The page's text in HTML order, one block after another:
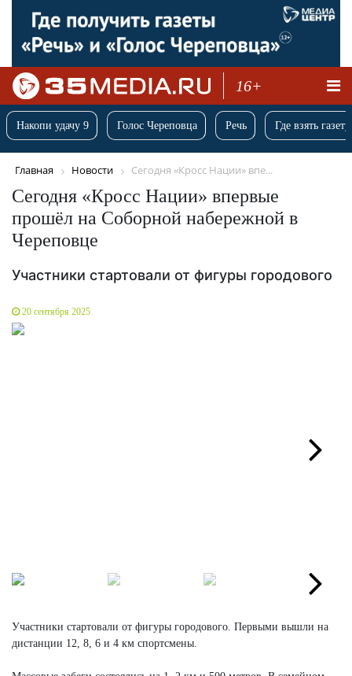
16+
Накопи удачу 9 Голос Череповца Речь Где взять
Главная Новости Сегодня «Кросс Нации» впе...
Сегодня «Кросс Нации» впервые
прошёл на Соборной набережной в
Череповце
Участники стартовали от фигуры городового
20 сентября 2025
Участники стартовали от фигуры городового. Первыми вышли на
дистанции 12, 8, 6 и 4 км спортсмены.